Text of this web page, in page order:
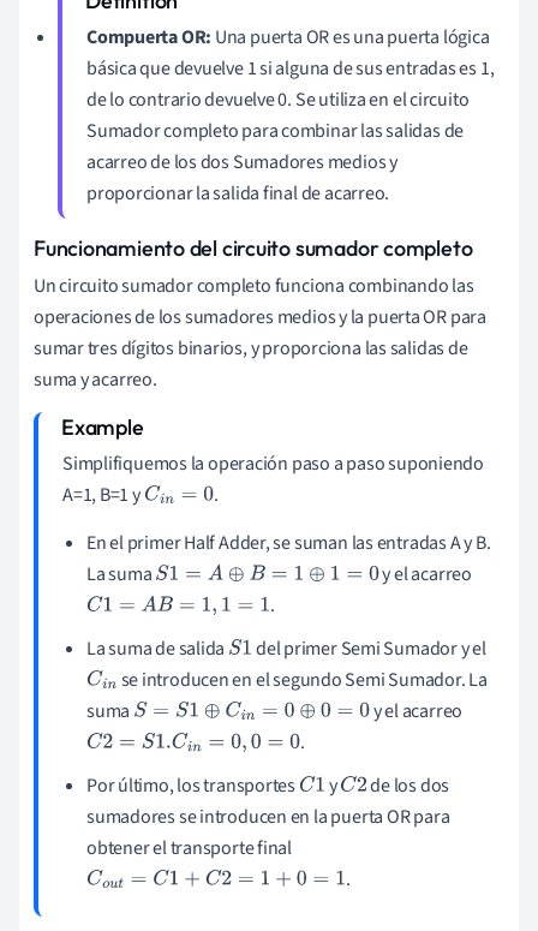
Compuerta OR: Una puerta OR es una puerta lógica
básica que devuelve 1 si alguna de sus entradas es 1,
de lo contrario devuelve 0. Se utiliza en el circuito
Sumador completo para combinar las salidas de
acarreo de los dos Sumadores medios y
proporcionar la salida final de acarreo.
Funcionamiento del circuito sumador completo
Un circuito sumador completo funciona combinando las
operaciones de los sumadores medios y la puerta OR para
sumar tres dígitos binarios, y proporciona las salidas de
suma y acarreo.
Simplifiquemos la operación paso a paso suponiendo
A=1, B=1 yCin= 0
.
En el primer Half Adder, se suman las entradas A y B.
La sumaS1= A⊕B=1⊕1=0
y el acarreo
C1= AB =1,1= 1
.
La suma de salida S1 del primer Semi Sumador y el
Cin se introducen en el segundo Semi Sumador. La
suma S= S1 ⊕C n= 0⊕0 =0
y el acarreo
C2= S1. Cin=0,0= 0
.
Por último, los transportesC1 yC2 de los dos
sumadores se introducen en la puerta OR para
obtener el transporte final
Cout =C1 +C2 =1 +0=1 .